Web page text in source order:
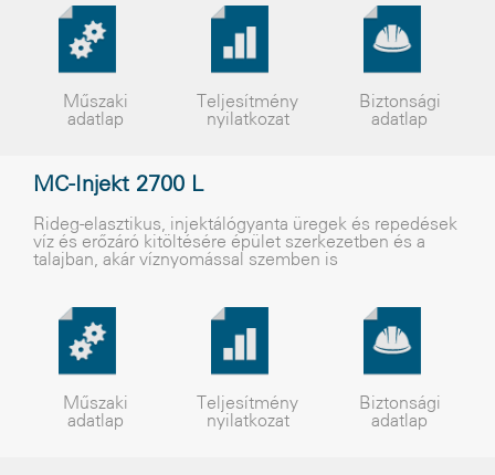
Műszaki
adatlap
Teljesítmény
nyilatkozat
Biztonsági
adatlap
MC-Injekt 2700 L
Rideg-elasztikus, injektálógyanta üregek és repedések
víz és erõzáró kitöltésére épület szerkezetben és a
talajban, akár víznyomással szemben is
Műszaki
adatlap
Teljesítmény
nyilatkozat
Biztonsági
adatlap